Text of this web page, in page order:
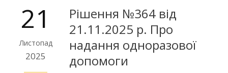
21
Листопад
2025
Рішення №364 від
21.11.2025 р. Про
надання одноразової
допомоги